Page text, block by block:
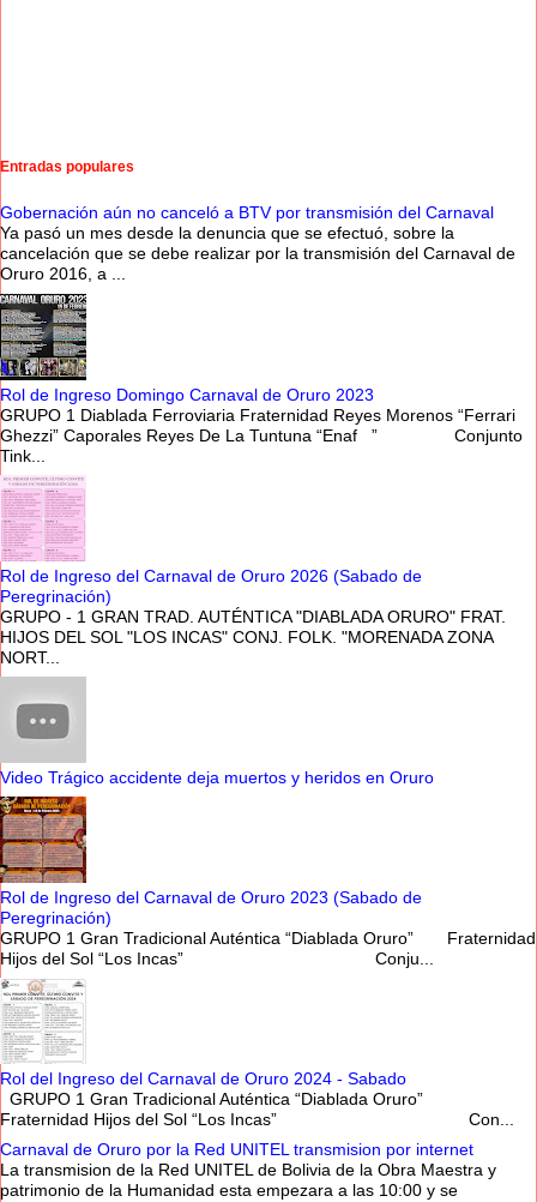
Entradas populares
Gobernación aún no canceló a BTV por transmisión del Carnaval
Ya pasó un mes desde la denuncia que se efectuó, sobre la
cancelación que se debe realizar por la transmisión del Carnaval de
Oruro 2016, a ...
Rol de Ingreso Domingo Carnaval de Oruro 2023
GRUPO 1 Diablada Ferroviaria Fraternidad Reyes Morenos “Ferrari
Ghezzi” Caporales Reyes De La Tuntuna “Enaf ” Conjunto
Tink...
Rol de Ingreso del Carnaval de Oruro 2026 (Sabado de
Peregrinación)
GRUPO - 1 GRAN TRAD. AUTÉNTICA "DIABLADA ORURO" FRAT.
HIJOS DEL SOL "LOS INCAS" CONJ. FOLK. "MORENADA ZONA
NORT...
Video Trágico accidente deja muertos y heridos en Oruro
Rol de Ingreso del Carnaval de Oruro 2023 (Sabado de
Peregrinación)
GRUPO 1 Gran Tradicional Auténtica “Diablada Oruro” Fraternidad
Hijos del Sol “Los Incas” Conju...
Rol del Ingreso del Carnaval de Oruro 2024 - Sabado
GRUPO 1 Gran Tradicional Auténtica “Diablada Oruro”
Fraternidad Hijos del Sol “Los Incas” Con...
Carnaval de Oruro por la Red UNITEL transmision por internet
La transmision de la Red UNITEL de Bolivia de la Obra Maestra y
patrimonio de la Humanidad esta empezara a las 10:00 y se